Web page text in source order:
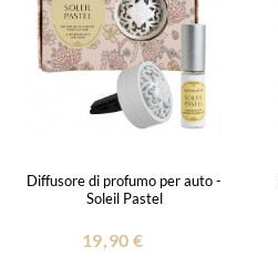
Diffusore di profumo per auto -
Soleil Pastel
19,90 €